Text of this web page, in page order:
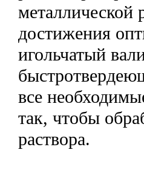
металлической
достижения
игольчатый
все
так, чтобы
раствора.